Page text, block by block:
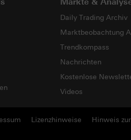
Daily Trading Archiv
Marktbeobachtung
Trendkompass
Nachrichten
Kostenlose
Videos
Lizenzhinweise
Hinweis